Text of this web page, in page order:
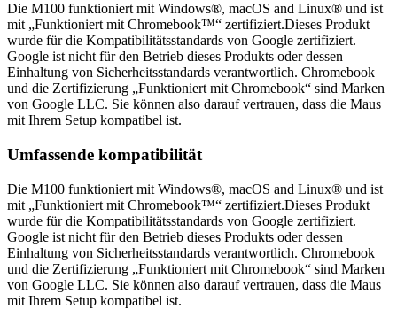
Die M100 funktioniert mit Windows®, macOS and Linux® und ist
mit „Funktioniert mit Chromebook™“ zertifiziert.Dieses Produkt
wurde für die Kompatibilitätsstandards von Google zertifiziert.
Google ist nicht für den Betrieb dieses Produkts oder dessen
Einhaltung von Sicherheitsstandards verantwortlich. Chromebook
und die Zertifizierung „Funktioniert mit Chromebook“ sind Marken
von Google LLC. Sie können also darauf vertrauen, dass die Maus
mit Ihrem Setup kompatibel ist.
Umfassende kompatibilität
Die M100 funktioniert mit Windows®, macOS and Linux® und ist
mit „Funktioniert mit Chromebook™“ zertifiziert.Dieses Produkt
wurde für die Kompatibilitätsstandards von Google zertifiziert.
Google ist nicht für den Betrieb dieses Produkts oder dessen
Einhaltung von Sicherheitsstandards verantwortlich. Chromebook
und die Zertifizierung „Funktioniert mit Chromebook“ sind Marken
von Google LLC. Sie können also darauf vertrauen, dass die Maus
mit Ihrem Setup kompatibel ist.